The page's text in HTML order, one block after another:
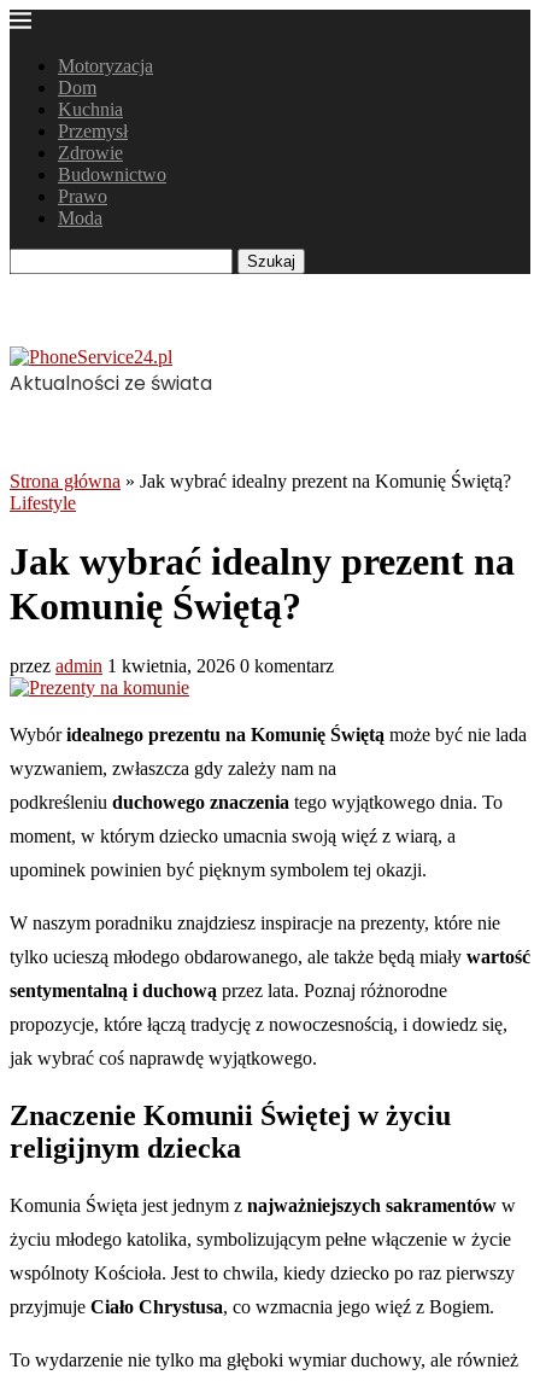
Motoryzacja
Dom
Kuchnia
Przemysł
Zdrowie
Budownictwo
Prawo
Moda
Szukaj
Aktualności ze świata
Strona główna » Jak wybrać idealny prezent na Komunię Świętą?
Lifestyle
Jak wybrać idealny prezent na
Komunię Świętą?
przez admin 1 kwietnia, 2026 0 komentarz
Wybóridealnego prezentu na Komunię Świętą może być nie lada
wyzwaniem, zwłaszcza gdy zależy nam na
podkreśleniu duchowego znaczenia tego wyjątkowego dnia. To
moment, w którym dziecko umacnia swoją więź z wiarą, a
upominek powinien być pięknym symbolem tej okazji.
W naszym poradniku znajdziesz inspiracje na prezenty, które nie
tylko ucieszą młodego obdarowanego, ale także będą miały wartość
sentymentalną i duchową przez lata. Poznaj różnorodne
propozycje, które łączą tradycję z nowoczesnością, i dowiedz się,
jak wybrać coś naprawdę wyjątkowego.
Znaczenie Komunii Świętej w życiu
religijnym dziecka
Komunia Święta jest jednym z najważniejszych sakramentów w
życiu młodego katolika, symbolizującym pełne włączenie w życie
wspólnoty Kościoła. Jest to chwila, kiedy dziecko po raz pierwszy
przyjmuje Ciało Chrystusa, co wzmacnia jego więź z Bogiem.
To wydarzenie nie tylko ma głęboki wymiar duchowy, ale również